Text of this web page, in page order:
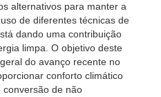
alternativos para manter a
de diferentes técnicas de
dando uma contribuição
limpa. O objetivo deste
do avanço recente no
conforto climático
conversão de não